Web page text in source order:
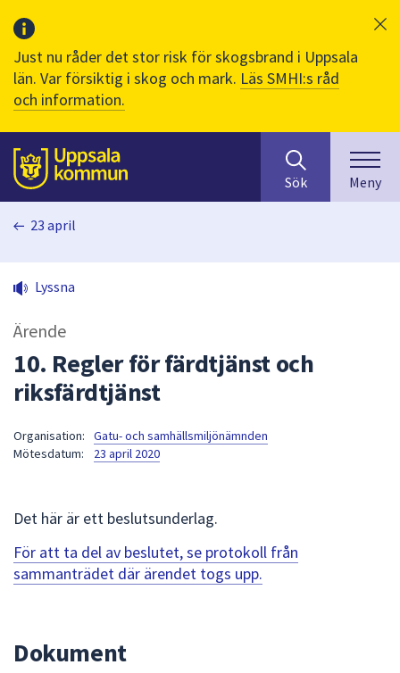
Just nu råder det stor risk för skogsbrand i Uppsala
län. Var försiktig i skog och mark. Läs SMHI:s råd
och information.
Till sidans
huvudinnehåll
efter
innehåll
på
sökfältet
kommer
presenteras
för
att
navigera
Sök Meny
23 april
Lyssna
Ärende
10. Regler för färdtjänst och
riksfärdtjänst
Organisation:
Gatu- och samhällsmiljönämnden
Mötesdatum:
23 april 2020
Det här är ett beslutsunderlag.
För att ta del av beslutet, se protokoll från
sammanträdet där ärendet togs upp.
Dokument